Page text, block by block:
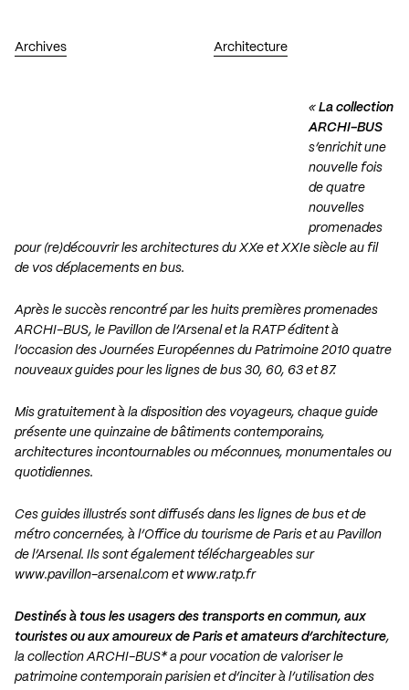
Archives Architecture
« La collection
ARCHI-BUS
s’enrichit une
nouvelle fois
de quatre
nouvelles
promenades
pour (re)découvrir les architectures du XXe et XXIe siècle au fil
de vos déplacements en bus.
Après le succès rencontré par les huits premières promenades
ARCHI-BUS, le Pavillon de l’Arsenal et la RATP éditent à
l’occasion des Journées Européennes du Patrimoine 2010 quatre
nouveaux guides pour les lignes de bus 30, 60, 63 et 87.
Mis gratuitement à la disposition des voyageurs, chaque guide
présente une quinzaine de bâtiments contemporains,
architectures incontournables ou méconnues, monumentales ou
quotidiennes.
Ces guides illustrés sont diffusés dans les lignes de bus et de
métro concernées, à l’Office du tourisme de Paris et au Pavillon
de l’Arsenal. Ils sont également téléchargeables sur
www.pavillon-arsenal.com et www.ratp.fr
Destinés à tous les usagers des transports en commun, aux
touristes ou aux amoureux de Paris et amateurs d’architecture,
la collection ARCHI-BUS* a pour vocation de valoriser le
patrimoine contemporain parisien et d’inciter à l’utilisation des